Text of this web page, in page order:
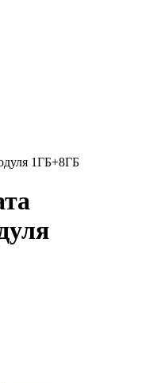
1ГБ+8ГБ